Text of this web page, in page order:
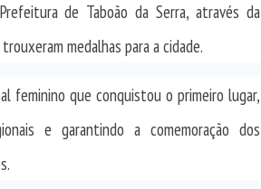
de Taboão da Serra, através da
medalhas para a cidade.
feminino que conquistou o primeiro lugar,
e garantindo a comemoração dos